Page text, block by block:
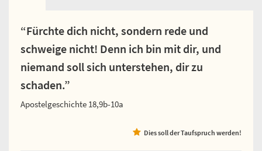
“Fürchte dich nicht, sondern rede und
schweige nicht! Denn ich bin mit dir, und
niemand soll sich unterstehen, dir zu
schaden.”
Apostelgeschichte 18,9b-10a
Dies soll der Taufspruch werden!